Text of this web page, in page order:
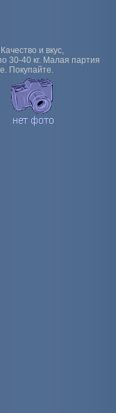
и вкус,
30-40 кг. Малая партия
Покупайте.